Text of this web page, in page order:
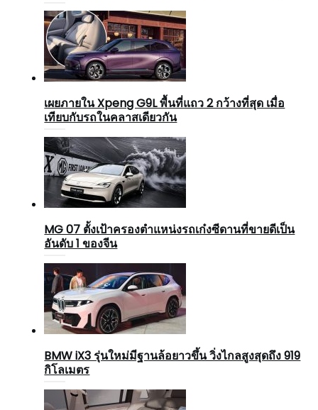
เผยภายใน Xpeng G9L พื้นที่แถว 2 กว้างที่สุด เมื่อ
เทียบกับรถในคลาสเดียวกัน
MG 07 ตั้งเป้าครองตำแหน่งรถเก๋งซีดานที่ขายดีเป็น
อันดับ 1 ของจีน
BMW iX3 รุ่นใหม่มีฐานล้อยาวขึ้น วิ่งไกลสูงสุดถึง 919
กิโลเมตร